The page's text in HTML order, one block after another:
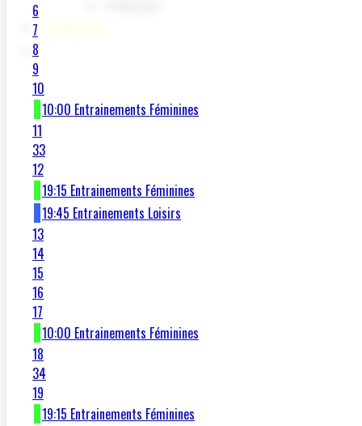
6
7
8
9
10
10:00 Entrainements Féminines
11
33
12
19:15 Entrainements Féminines
19:45 Entrainements Loisirs
13
14
15
16
17
10:00 Entrainements Féminines
18
34
19
19:15 Entrainements Féminines